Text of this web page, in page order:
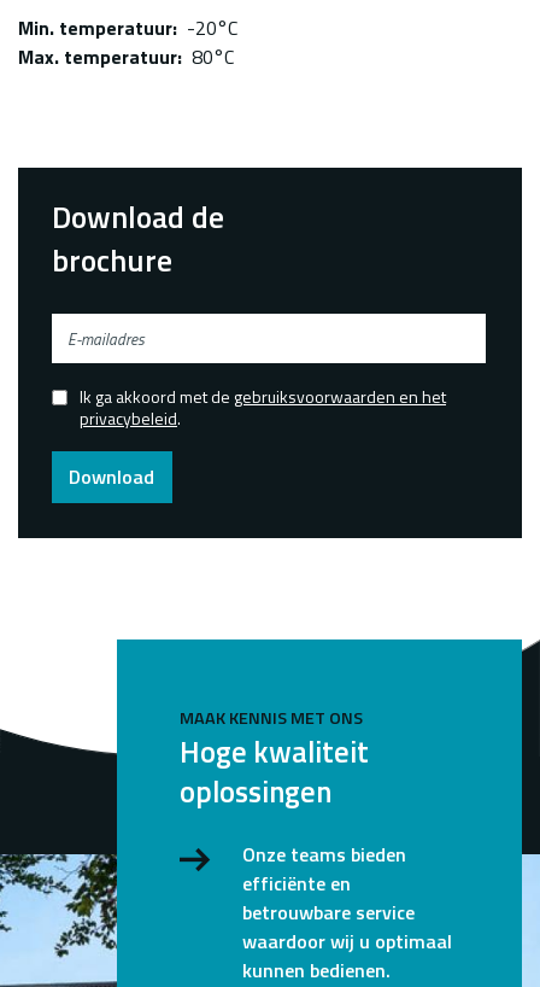
Min. temperatuur -20°C
Max. temperatuur 80°C
Download de
brochure
E-
mailadres
Confirmed
Ik ga akkoord met de gebruiksvoorwaarden en het
privacybeleid.
Download
MAAK KENNIS MET ONS
Hoge kwaliteit
oplossingen
Onze teams bieden
efficiënte en
betrouwbare service
waardoor wij u optimaal
kunnen bedienen.